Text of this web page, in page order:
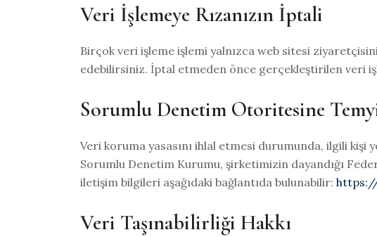
Veri İşlemeye Rızanızın İptali
Birçok veri işleme işlemi yalnızca web sitesi
edebilirsiniz. İptal etmeden önce gerçekleştirilen veri
Sorumlu Denetim Otoritesine
Veri koruma yasasını ihlal etmesi durumunda, ilgili
Sorumlu Denetim Kurumu, şirketimizin dayandığı
iletişim bilgileri aşağıdaki bağlantıda bulunabilir:
Veri Taşınabilirliği Hakkı